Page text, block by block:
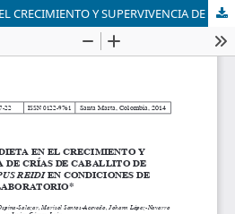
EFECTO DE LA DIETA EN EL CRECIMIENTO Y SUPERVIVENCIA DE CRÍAS DE CABALLITO DE MAR HIPPOCAMPUS REIDI EN CONDICIONES DE LABORATORIO